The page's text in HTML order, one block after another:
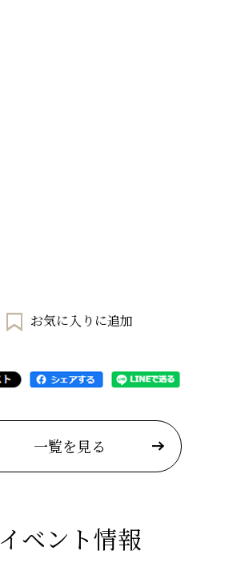
お気に入りに追加
一覧を見る
イベント情報